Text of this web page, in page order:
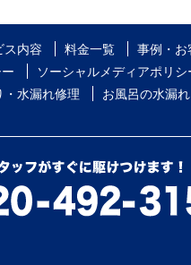
ス内容 料金一覧 事例・お
ソーシャルメディアポリシ
・水漏れ修理 お風呂の水漏